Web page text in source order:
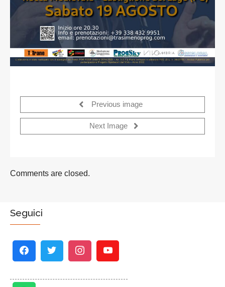
Previous image
Next Image
Comments are closed.
Seguici